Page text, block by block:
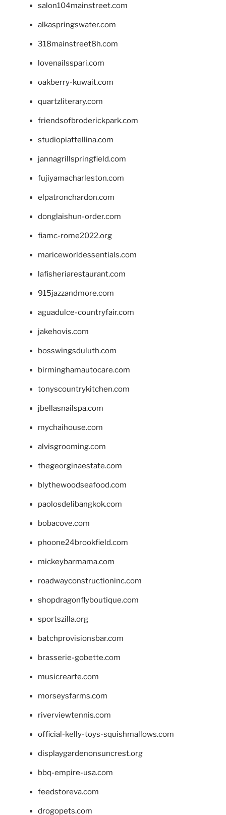
salon104mainstreet.com
alkaspringswater.com
318mainstreet8h.com
lovenailsspari.com
oakberry-kuwait.com
quartzliterary.com
friendsofbroderickpark.com
studiopiattellina.com
jannagrillspringfield.com
fujiyamacharleston.com
elpatronchardon.com
donglaishun-order.com
fiamc-rome2022.org
mariceworldessentials.com
lafisheriarestaurant.com
915jazzandmore.com
aguadulce-countryfair.com
jakehovis.com
bosswingsduluth.com
birminghamautocare.com
tonyscountrykitchen.com
jbellasnailspa.com
mychaihouse.com
alvisgrooming.com
thegeorginaestate.com
blythewoodseafood.com
paolosdelibangkok.com
bobacove.com
phoone24brookfield.com
mickeybarmama.com
roadwayconstructioninc.com
shopdragonflyboutique.com
sportszilla.org
batchprovisionsbar.com
brasserie-gobette.com
musicrearte.com
morseysfarms.com
riverviewtennis.com
official-kelly-toys-squishmallows.com
displaygardenonsuncrest.org
bbq-empire-usa.com
feedstoreva.com
drogopets.com